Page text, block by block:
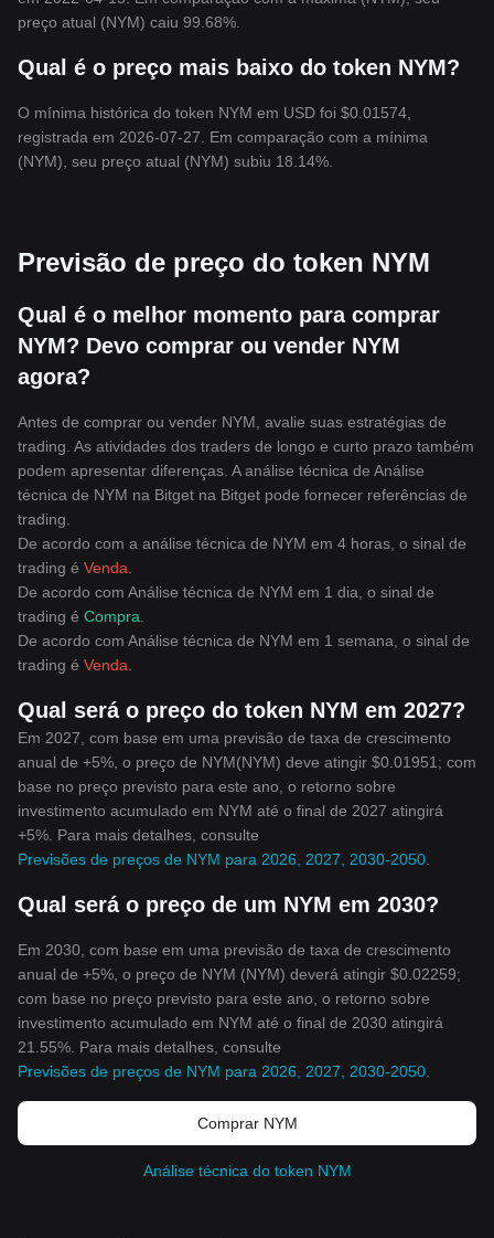
preço atual (NYM) caiu 99.68%.
Qual é o preço mais baixo do token NYM?
O mínima histórica do token NYM em USD foi $0.01574,
registrada em 2026-07-27. Em comparação com a mínima
(NYM), seu preço atual (NYM) subiu 18.14%.
Previsão de preço do token NYM
Qual é o melhor momento para comprar
NYM? Devo comprar ou vender NYM
agora?
Antes de comprar ou vender NYM, avalie suas estratégias de
trading. As atividades dos traders de longo e curto prazo também
podem apresentar diferenças. A análise técnica de Análise
técnica de NYM na Bitget na Bitget pode fornecer referências de
trading.
De acordo com a análise técnica de NYM em 4 horas, o sinal de
trading é Venda
De acordo com Análise técnica de NYM em 1 dia, o sinal de
trading é Compra
De acordo com Análise técnica de NYM em 1 semana, o sinal de
trading é Venda
Qual será o preço do token NYM em 2027?
Em 2027, com base em uma previsão de taxa de crescimento
anual de +5%, o preço de NYM(NYM) deve atingir $0.01951; com
base no preço previsto para este ano, o retorno sobre
investimento acumulado em NYM até o final de 2027 atingirá
+5%. Para mais detalhes, consulte
Previsões de preços de NYM para 2026, 2027, 2030-2050
Qual será o preço de um NYM em 2030?
Em 2030, com base em uma previsão de taxa de crescimento
anual de +5%, o preço de NYM (NYM) deverá atingir $0.02259;
com base no preço previsto para este ano, o retorno sobre
investimento acumulado em NYM até o final de 2030 atingirá
21.55%. Para mais detalhes, consulte
Previsões de preços de NYM para 2026, 2027, 2030-2050
Comprar NYM
Análise técnica do token NYM